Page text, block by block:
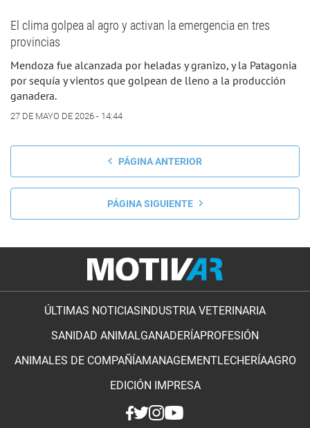
El clima golpea al agro y activan la emergencia en tres
provincias
Mendoza fue alcanzada por heladas y granizo, y la Patagonia
por sequía y vientos que golpean de lleno a la producción
ganadera.
27 DE MAYO DE 2026 - 14:44
PÁGINA ANTERIOR
PÁGINA SIGUIENTE
ÚLTIMAS NOTICIASINDUSTRIA VETERINARIA
SANIDAD ANIMALGANADERÍAPROFESIÓN
ANIMALES DE COMPAÑÍAMANAGEMENTLECHERÍAAGRO
EDICIÓN IMPRESA